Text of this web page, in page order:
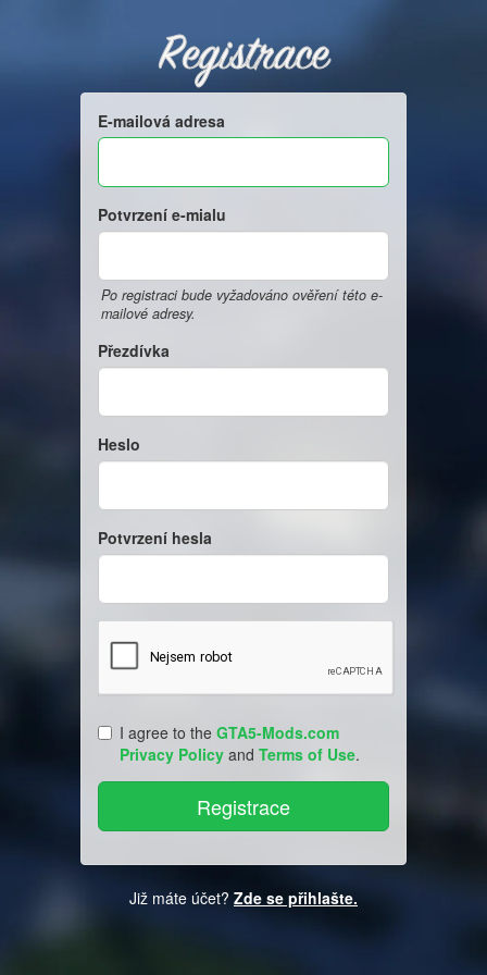
Registrace
E-mailová adresa
Potvrzení e-mialu
Po registraci bude vyžadováno ověření této e-
mailové adresy.
Přezdívka
Heslo
Potvrzení hesla
I agree to the GTA5-Mods.com
Privacy Policy and Terms of Use.
Již máte účet? Zde se přihlašte.